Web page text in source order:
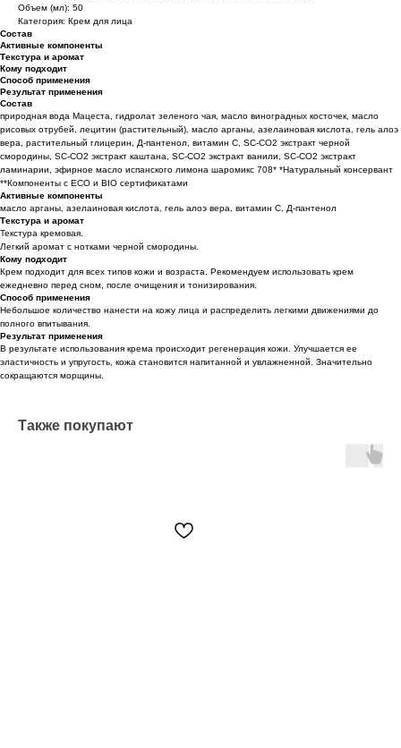
Объем (мл): 50
Категория: Крем для лица
Состав
Активные компоненты
Текстура и аромат
Кому подходит
Способ применения
Результат применения
Состав
природная вода Мацеста, гидролат зеленого чая, масло виноградных косточек, масло
рисовых отрубей, лецитин (растительный), масло арганы, азелаиновая кислота, гель алоэ
вера, растительный глицерин, Д-пантенол, витамин C, SC-CO2 экстракт черной
смородины, SC-CO2 экстракт каштана, SC-CO2 экстракт ванили, SC-CO2 экстракт
ламинарии, эфирное масло испанского лимона шаромикс 708* *Натуральный консервант
**Компоненты с ECO и BIO сертификатами
Активные компоненты
масло арганы, азелаиновая кислота, гель алоэ вера, витамин С, Д-пантенол
Текстура и аромат
Текстура кремовая.
Легкий аромат с нотками черной смородины.
Кому подходит
Крем подходит для всех типов кожи и возраста. Рекомендуем использовать крем
ежедневно перед сном, после очищения и тонизирования.
Способ применения
Небольшое количество нанести на кожу лица и распределить легкими движениями до
полного впитывания.
Результат применения
В результате использования крема происходит регенерация кожи. Улучшается ее
эластичность и упругость, кожа становится напитанной и увлажненной. Значительно
сокращаются морщины.
Также покупают